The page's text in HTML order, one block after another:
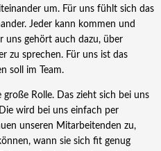
um. Für uns fühlt sich das
Jeder kann kommen und
uns gehört auch dazu, über
zu sprechen. Für uns ist das
soll im Team.
Rolle. Das zieht sich bei uns
wird bei uns einfach per
unseren Mitarbeitenden zu,
wann sie sich fit genug